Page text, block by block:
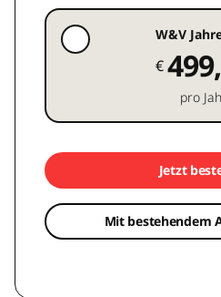
W&V
€
pro
Jetzt
Mit bestehendem